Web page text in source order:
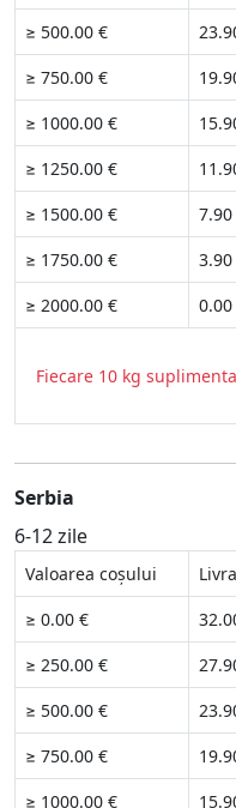
≥ 500.00 €
≥ 750.00 €
≥ 1000.00 €
≥ 1250.00 €
≥ 1500.00 €
≥ 1750.00 €
≥ 2000.00 €
Fiecare 10 kg
Serbia
6-12 zile
Valoarea coșului
≥ 0.00 €
≥ 250.00 €
≥ 500.00 €
≥ 750.00 €
≥ 1000.00 €